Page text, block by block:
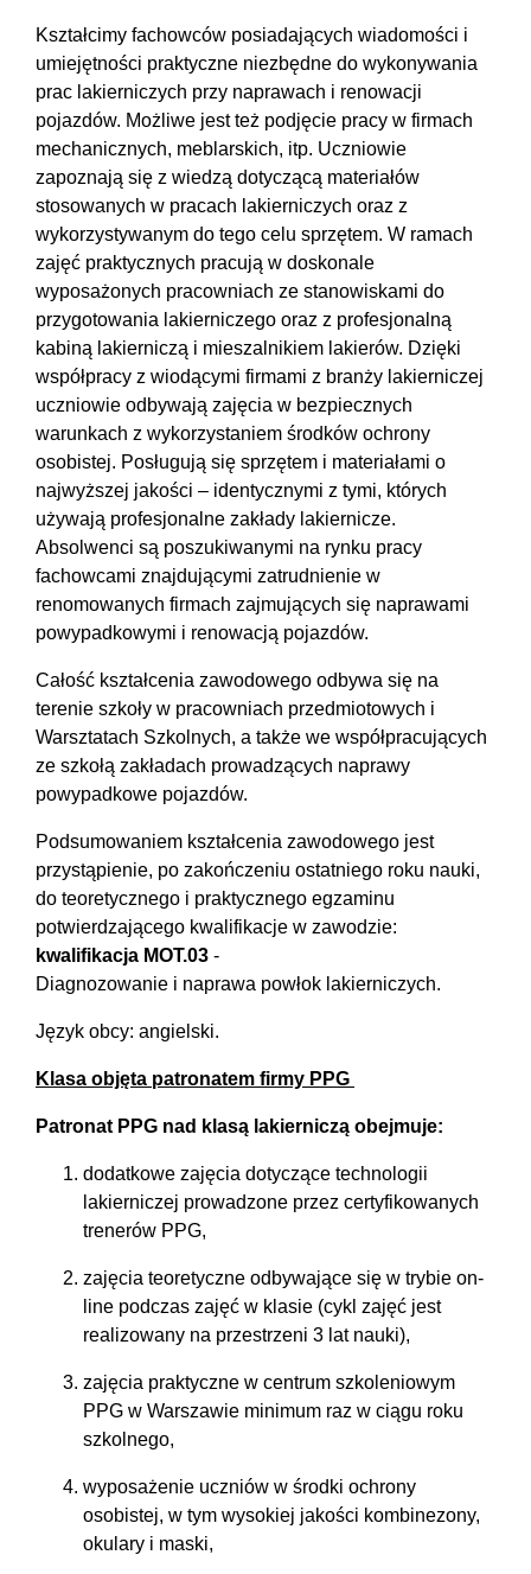
Kształcimy fachowców posiadających wiadomości i
umiejętności praktyczne niezbędne do wykonywania
prac lakierniczych przy naprawach i renowacji
pojazdów. Możliwe jest też podjęcie pracy w firmach
mechanicznych, meblarskich, itp. Uczniowie
zapoznają się z wiedzą dotyczącą materiałów
stosowanych w pracach lakierniczych oraz z
wykorzystywanym do tego celu sprzętem. W ramach
zajęć praktycznych pracują w doskonale
wyposażonych pracowniach ze stanowiskami do
przygotowania lakierniczego oraz z profesjonalną
kabiną lakierniczą i mieszalnikiem lakierów. Dzięki
współpracy z wiodącymi firmami z branży lakierniczej
uczniowie odbywają zajęcia w bezpiecznych
warunkach z wykorzystaniem środków ochrony
osobistej. Posługują się sprzętem i materiałami o
najwyższej jakości – identycznymi z tymi, których
używają profesjonalne zakłady lakiernicze.
Absolwenci są poszukiwanymi na rynku pracy
fachowcami znajdującymi zatrudnienie w
renomowanych firmach zajmujących się naprawami
powypadkowymi i renowacją pojazdów.
Całość kształcenia zawodowego odbywa się na
terenie szkoły w pracowniach przedmiotowych i
Warsztatach Szkolnych, a także we współpracujących
ze szkołą zakładach prowadzących naprawy
powypadkowe pojazdów.
Podsumowaniem kształcenia zawodowego jest
przystąpienie, po zakończeniu ostatniego roku nauki,
do teoretycznego i praktycznego egzaminu
potwierdzającego kwalifikacje w zawodzie:
kwalifikacja MOT.03 -
Diagnozowanie i naprawa powłok lakierniczych.
Język obcy: angielski.
Klasa objęta patronatem firmy PPG
Patronat PPG nad klasą lakierniczą obejmuje:
dodatkowe zajęcia dotyczące technologii
lakierniczej prowadzone przez certyfikowanych
trenerów PPG,
zajęcia teoretyczne odbywające się w trybie on-
line podczas zajęć w klasie (cykl zajęć jest
realizowany na przestrzeni 3 lat nauki),
zajęcia praktyczne w centrum szkoleniowym
PPG w Warszawie minimum raz w ciągu roku
szkolnego,
wyposażenie uczniów w środki ochrony
osobistej, w tym wysokiej jakości kombinezony,
okulary i maski,